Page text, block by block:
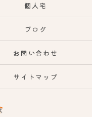
個人宅
ブログ
お問い合わせ
サイトマップ